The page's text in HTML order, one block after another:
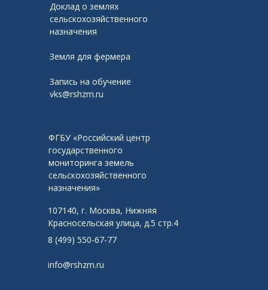
ФГБУ «Российский центр
государственного
мониторинга земель
сельскохозяйственного
назначения»
107140, г. Москва, Нижняя
Красносельская улица, д.5 стр.4
8 (499) 550-67-77
info@rshzm.ru
Доклад о землях
сельскохозяйственного
назначения
Земля для фермера
Запись на обучение
vks@rshzm.ru